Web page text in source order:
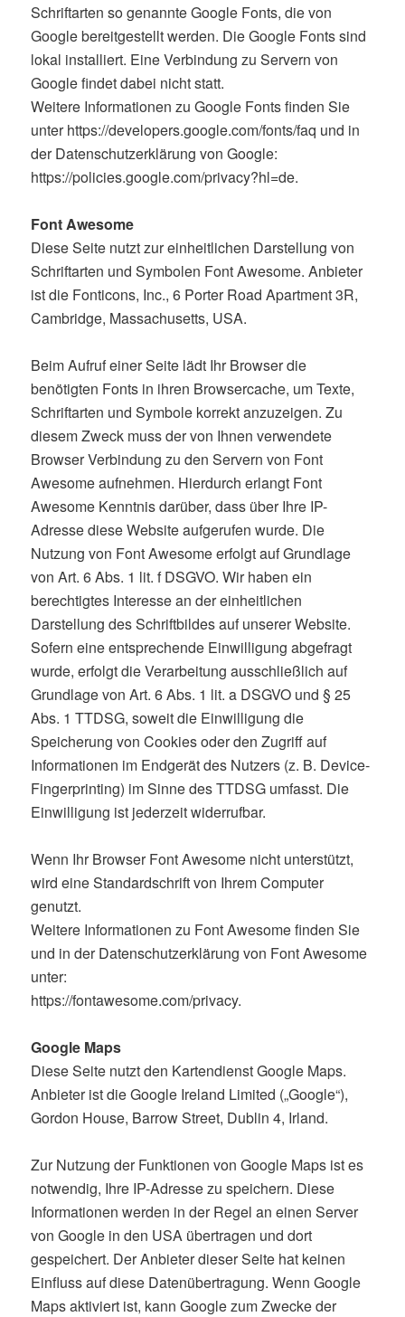
Schriftarten so genannte Google Fonts, die von
Google bereitgestellt werden. Die Google Fonts sind
lokal installiert. Eine Verbindung zu Servern von
Google findet dabei nicht statt.
Weitere Informationen zu Google Fonts finden Sie
unter https://developers.google.com/fonts/faq und in
der Datenschutzerklärung von Google:
https://policies.google.com/privacy?hl=de.
Font Awesome
Diese Seite nutzt zur einheitlichen Darstellung von
Schriftarten und Symbolen Font Awesome. Anbieter
ist die Fonticons, Inc., 6 Porter Road Apartment 3R,
Cambridge, Massachusetts, USA.
Beim Aufruf einer Seite lädt Ihr Browser die
benötigten Fonts in ihren Browsercache, um Texte,
Schriftarten und Symbole korrekt anzuzeigen. Zu
diesem Zweck muss der von Ihnen verwendete
Browser Verbindung zu den Servern von Font
Awesome aufnehmen. Hierdurch erlangt Font
Awesome Kenntnis darüber, dass über Ihre IP-
Adresse diese Website aufgerufen wurde. Die
Nutzung von Font Awesome erfolgt auf Grundlage
von Art. 6 Abs. 1 lit. f DSGVO. Wir haben ein
berechtigtes Interesse an der einheitlichen
Darstellung des Schriftbildes auf unserer Website.
Sofern eine entsprechende Einwilligung abgefragt
wurde, erfolgt die Verarbeitung ausschließlich auf
Grundlage von Art. 6 Abs. 1 lit. a DSGVO und § 25
Abs. 1 TTDSG, soweit die Einwilligung die
Speicherung von Cookies oder den Zugriff auf
Informationen im Endgerät des Nutzers (z. B. Device-
Fingerprinting) im Sinne des TTDSG umfasst. Die
Einwilligung ist jederzeit widerrufbar.
Wenn Ihr Browser Font Awesome nicht unterstützt,
wird eine Standardschrift von Ihrem Computer
genutzt.
Weitere Informationen zu Font Awesome finden Sie
und in der Datenschutzerklärung von Font Awesome
unter:
https://fontawesome.com/privacy.
Google Maps
Diese Seite nutzt den Kartendienst Google Maps.
Anbieter ist die Google Ireland Limited („Google“),
Gordon House, Barrow Street, Dublin 4, Irland.
Zur Nutzung der Funktionen von Google Maps ist es
notwendig, Ihre IP-Adresse zu speichern. Diese
Informationen werden in der Regel an einen Server
von Google in den USA übertragen und dort
gespeichert. Der Anbieter dieser Seite hat keinen
Einfluss auf diese Datenübertragung. Wenn Google
Maps aktiviert ist, kann Google zum Zwecke der